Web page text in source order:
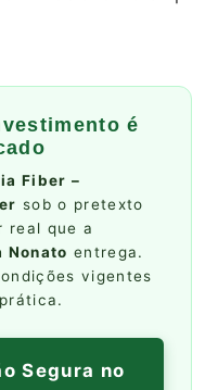
é
Fiber –
sob o pretexto
real que a
Nonato entrega.
vigentes
Segura no